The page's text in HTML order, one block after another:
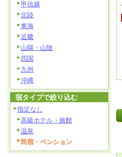
甲信越
北陸
東海
近畿
山陽・山陰
四国
九州
沖縄
宿タイプで絞り込む
指定なし
高級ホテル・旅館
温泉
民宿・ペンション